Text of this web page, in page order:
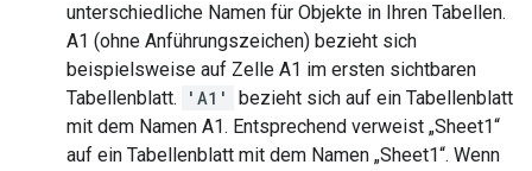
unterschiedliche Namen für Objekte in Ihren Tabellen.
A1 (ohne Anführungszeichen) bezieht sich
beispielsweise auf Zelle A1 im ersten sichtbaren
Tabellenblatt.
'A1'
bezieht sich auf ein Tabellenblatt
mit dem Namen A1. Entsprechend verweist „Sheet1“
auf ein Tabellenblatt mit dem Namen „Sheet1“. Wenn